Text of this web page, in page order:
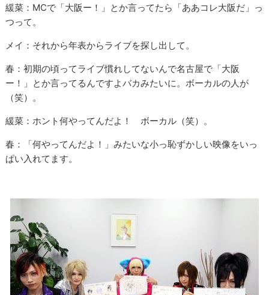
緩菜：MCで「大阪ー！」とか言ってたら「ああコレ大阪だ」っ
つって。
メイ：それから年表からライブを探し出して。
春：初期の頃ってライブ慣れしてないんで名古屋で「大阪
ー！」とか言ってるんですよバカみたいに。ボーカルの人が
（笑）。
緩菜：ホント何やってんだよ！ ボーカル（笑）。
春：「何やってんだよ！」みたいな小っ恥ずかしい映像をいっ
ぱい入れてます。